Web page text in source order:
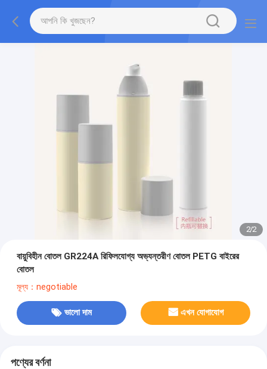
2/2
বায়ুবিহীন বোতল GR224A রিফিলযোগ্য অভ্যন্তরীণ বোতল PETG বাইরের
বোতল
মূল্য：negotiable
ভালো দাম এখন যোগাযোগ
পণ্যের বর্ণনা